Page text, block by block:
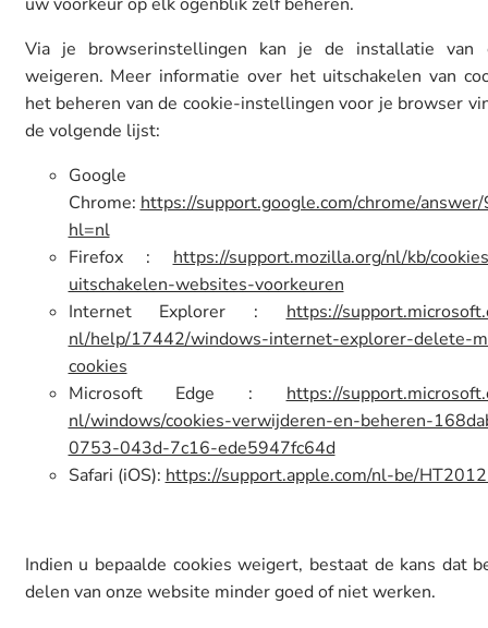
Via je browserinstellingen kan je de installatie van
weigeren. Meer informatie over het uitschakelen van
het beheren van de cookie-instellingen voor je browser
de volgende lijst:
Google
Chrome: https://support.google.com/chrome/
hl=nl
Firefox : https://support.mozilla.org/nl/kb/
uitschakelen-websites-voorkeuren
Internet Explorer : https://
nl/help/17442/windows-internet-explorer-delete-
cookies
Microsoft Edge
:
https://
nl/windows/cookies-verwijderen-en-beheren-
0753-043d-7c16-ede5947fc64d
Safari (iOS): https://support.apple.com/nl-be/
Indien u bepaalde cookies weigert, bestaat de kans dat
delen van onze website minder goed of niet werken.